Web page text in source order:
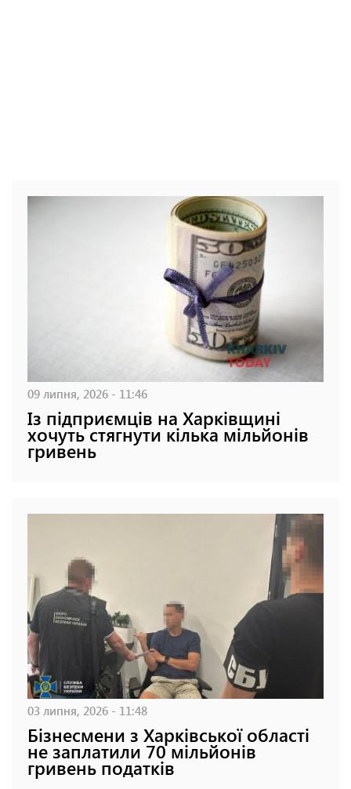
09 липня, 2026 - 11:46
Із підприємців на Харківщині
хочуть стягнути кілька мільйонів
гривень
03 липня, 2026 - 11:48
Бізнесмени з Харківської області
не заплатили 70 мільйонів
гривень податків